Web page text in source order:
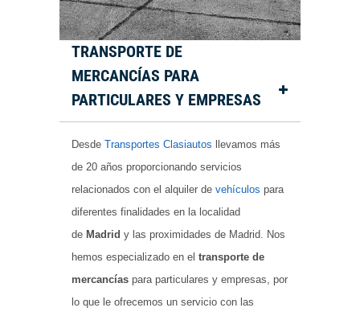
TRANSPORTE DE
MERCANCÍAS PARA
PARTICULARES Y EMPRESAS
Desde Transportes Clasiautos
llevamos más
de 20 años proporcionando servicios
relacionados con el alquiler de vehículos para
diferentes finalidades en la localidad
de Madrid y las proximidades de Madrid. Nos
hemos especializado en el transporte de
mercancías para particulares y empresas, por
lo que le ofrecemos un servicio con las